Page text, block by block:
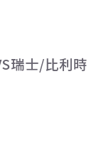
瑞士/比利時